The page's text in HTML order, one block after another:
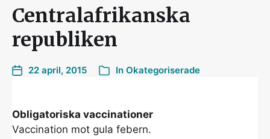
Centralafrikanska
republiken
22 april, 2015 In Okategoriserade
Obligatoriska vaccinationer
Vaccination mot gula febern.